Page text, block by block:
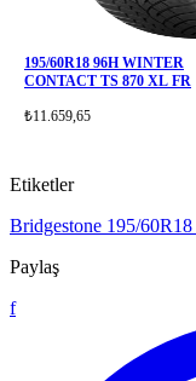
195/60R18 96H WINTER
CONTACT TS 870 XL FR
₺11.659,65
Etiketler
Bridgestone 195/60R18
Paylaş
f